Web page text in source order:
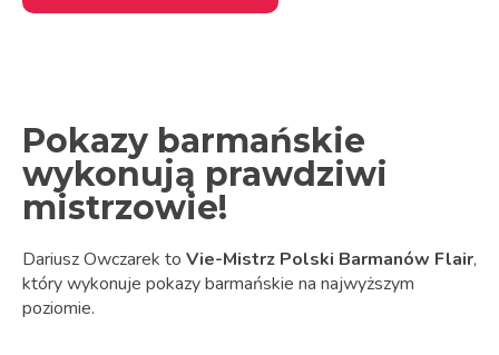
Pokazy barmańskie
wykonują prawdziwi
mistrzowie!
Dariusz Owczarek to Vie-Mistrz Polski Barmanów Flair,
który wykonuje pokazy barmańskie na najwyższym
poziomie.